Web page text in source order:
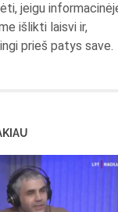
jeigu
išlikti laisvi ir,
prieš patys save.